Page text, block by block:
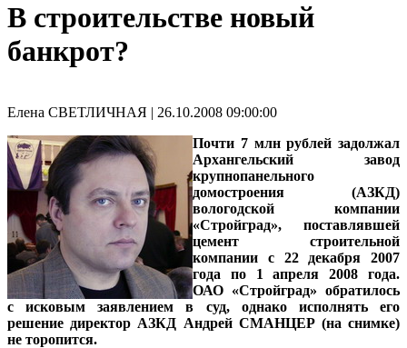
В строительстве новый
банкрот?
Елена СВЕТЛИЧНАЯ | 26.10.2008 09:00:00
Почти 7 млн рублей задолжал
Архангельский завод
крупнопанельного
домостроения (АЗКД)
вологодской компании
«Стройград», поставлявшей
цемент строительной
компании с 22 декабря 2007
года по 1 апреля 2008 года.
ОАО «Стройград» обратилось
с исковым заявлением в суд, однако исполнять его
решение директор АЗКД Андрей СМАНЦЕР(на снимке)
не торопится.